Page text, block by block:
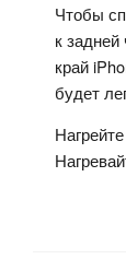
Чтобы
к
край
будет